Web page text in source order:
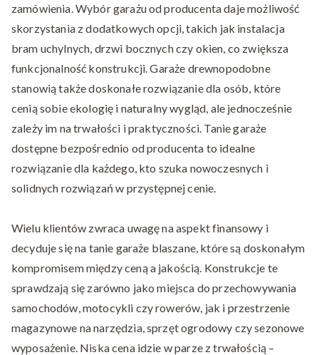
zamówienia. Wybór garażu od producenta daje możliwość
skorzystania z dodatkowych opcji, takich jak instalacja
bram uchylnych, drzwi bocznych czy okien, co zwiększa
funkcjonalność konstrukcji. Garaże drewnopodobne
stanowią także doskonałe rozwiązanie dla osób, które
cenią sobie ekologię i naturalny wygląd, ale jednocześnie
zależy im na trwałości i praktyczności. Tanie garaże
dostępne bezpośrednio od producenta to idealne
rozwiązanie dla każdego, kto szuka nowoczesnych i
solidnych rozwiązań w przystępnej cenie.
Wielu klientów zwraca uwagę na aspekt finansowy i
decyduje się na tanie garaże blaszane, które są doskonałym
kompromisem między ceną a jakością. Konstrukcje te
sprawdzają się zarówno jako miejsca do przechowywania
samochodów, motocykli czy rowerów, jak i przestrzenie
magazynowe na narzędzia, sprzęt ogrodowy czy sezonowe
wyposażenie. Niska cena idzie w parze z trwałością –